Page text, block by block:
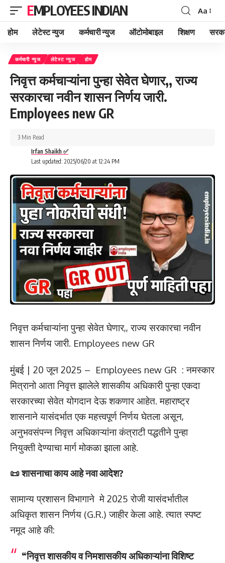
EMPLOYEES INDIAN
Font
Resizer
Aa
होम लेटेस्ट न्युज कर्मचारी न्युज ऑटोमोबाइल शिक्षण
कर्मचारी न्युज लेटेस्ट न्युज होम
निवृत्त कर्मचाऱ्यांना पुन्हा सेवेत घेणार,, राज्य
सरकारचा नवीन शासन निर्णय जारी.
Employees new GR
Last updated: 2025/06/20 at 12:24 PM
Irfan Shaikh ✅
3 Min Read
निवृत्त कर्मचाऱ्यांना पुन्हा सेवेत घेणार,, राज्य सरकारचा नवीन
शासन निर्णय जारी. Employees new GR
मुंबई | 20 जून 2025 – Employees new GR : नमस्कार
मित्रानो आता निवृत्त झालेले शासकीय अधिकारी पुन्हा एकदा
सरकारच्या सेवेत योगदान देऊ शकणार आहेत. महाराष्ट्र
शासनाने यासंदर्भात एक महत्त्वपूर्ण निर्णय घेतला असून,
अनुभवसंपन्न निवृत्त अधिकाऱ्यांना कंत्राटी पद्धतीने पुन्हा
नियुक्ती देण्याचा मार्ग मोकळा झाला आहे.
📜 शासनाचा काय आहे नवा आदेश?
सामान्य प्रशासन विभागाने मे 2025 रोजी यासंदर्भातील
अधिकृत शासन निर्णय (G.R.) जाहीर केला आहे. त्यात स्पष्ट
नमूद आहे की:
“निवृत्त शासकीय व निमशासकीय अधिकाऱ्यांना विशिष्ट